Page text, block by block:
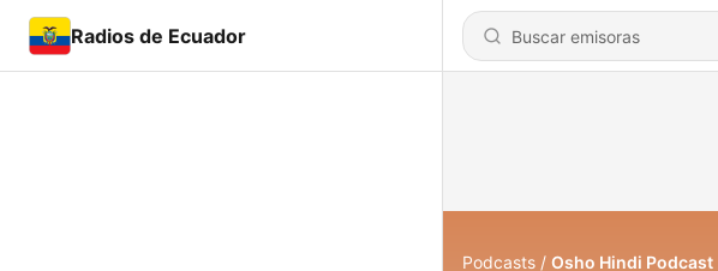
Radios de Ecuador
Podcasts Osho Hindi Podcast